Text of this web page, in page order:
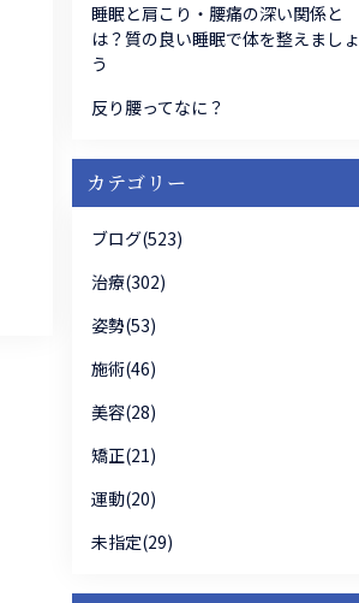
睡眠と肩こり・腰痛の深い関係と
は？質の良い睡眠で体を整えましょ
う
反り腰ってなに？
カテゴリー
ブログ(523)
治療(302)
姿勢(53)
施術(46)
美容(28)
矯正(21)
運動(20)
未指定(29)